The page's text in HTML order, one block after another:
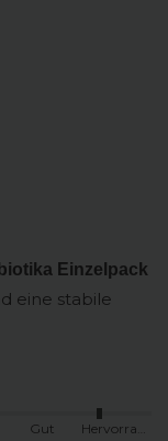
Einzelpack
eine stabile
Gut Hervorragend